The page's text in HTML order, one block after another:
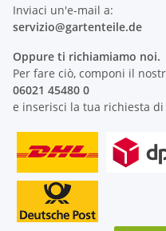
Inviaci un'e-mail a:
servizio@gartenteile.de
Oppure ti richiamiamo noi.
Per fare ciò, componi il
06021 45480 0
e inserisci la tua richiesta